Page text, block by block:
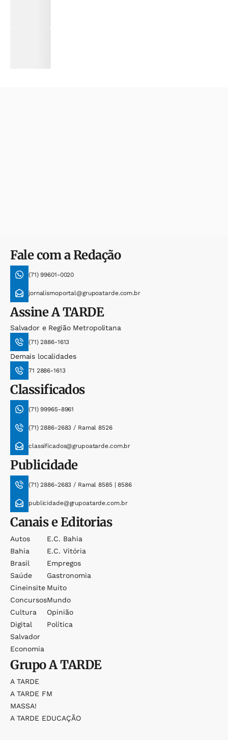
Fale com a Redação
(71) 99601-0020
jornalismoportal@grupoatarde.com.br
AssineA TARDE
Salvador e Região Metropolitana
(71) 2886-1613
Demais localidades
71 2886-1613
Classificados
(71) 99965-8961
(71) 2886-2683 / Ramal 8526
classificados@grupoatarde.com.br
Publicidade
(71) 2886-2683 / Ramal 8585 | 8586
publicidade@grupoatarde.com.br
Canais e Editorias
Autos
Bahia
Brasil
Saúde
Cineinsite
Concursos
Cultura
Digital
Salvador
Economia
E.c. Bahia
E.c. Vitória
Empregos
Gastronomia
Muito
Mundo
Opinião
Política
GrupoA TARDE
A TARDE
A TARDE FM
MASSA!
A TARDE EDUCAÇÃO